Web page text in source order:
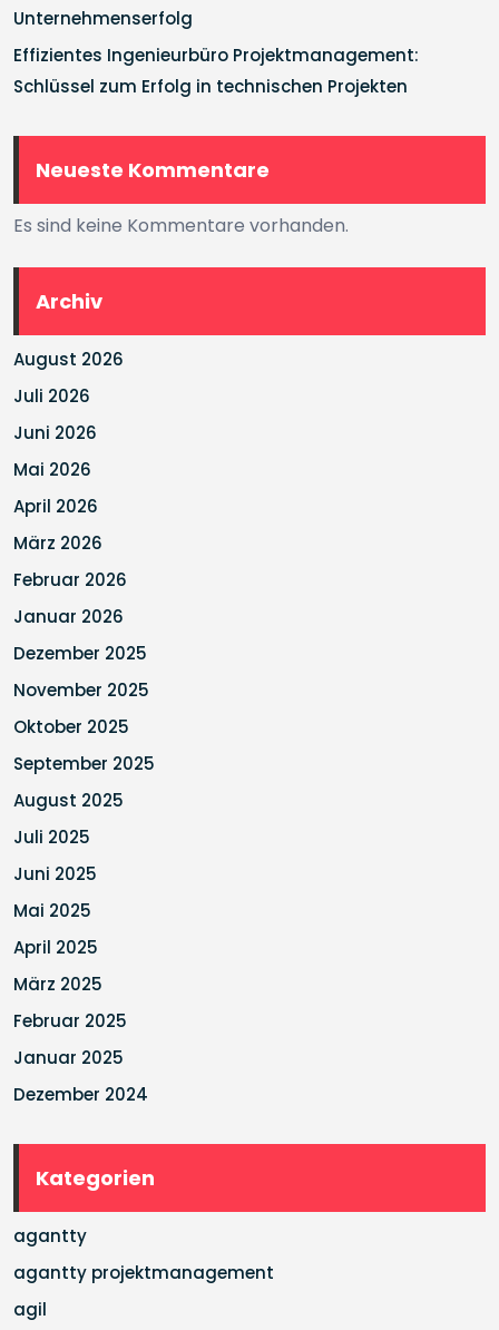
Unternehmenserfolg
Effizientes Ingenieurbüro Projektmanagement:
Schlüssel zum Erfolg in technischen Projekten
Neueste Kommentare
Es sind keine Kommentare vorhanden.
Archiv
August 2026
Juli 2026
Juni 2026
Mai 2026
April 2026
März 2026
Februar 2026
Januar 2026
Dezember 2025
November 2025
Oktober 2025
September 2025
August 2025
Juli 2025
Juni 2025
Mai 2025
April 2025
März 2025
Februar 2025
Januar 2025
Dezember 2024
Kategorien
agantty
agantty projektmanagement
agil